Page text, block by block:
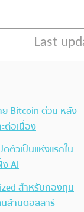
ย Bitcoin ด่วน หลัง
ต่อเนื่อง
ตัวเป็นแห่งแรกใน
AI
สำหรับกองทุน
ล้านดอลลาร์